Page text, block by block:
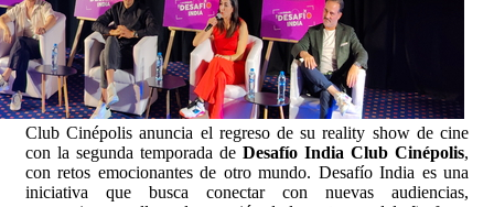
Club Cinépolis anuncia el regreso de su reality show de cine
con la segunda temporada de Desafío India Club Cinépolis,
con retos emocionantes de otro mundo. Desafío India es una
iniciativa que busca conectar con nuevas audiencias,